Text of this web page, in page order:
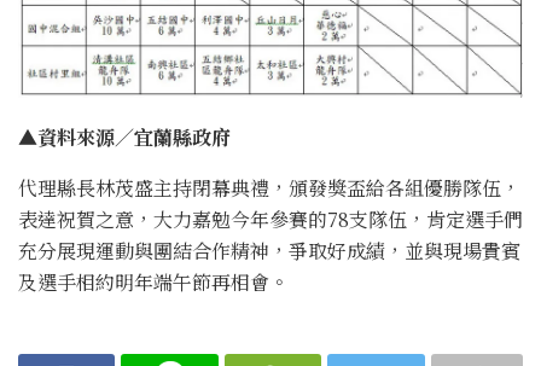
▲資料來源∕宜蘭縣政府
代理縣長林茂盛主持閉幕典禮，頒發獎盃給各組優勝隊伍，
表達祝賀之意，大力嘉勉今年參賽的78支隊伍，肯定選手們
充分展現運動與團結合作精神，爭取好成績，並與現場貴賓
及選手相約明年端午節再相會。